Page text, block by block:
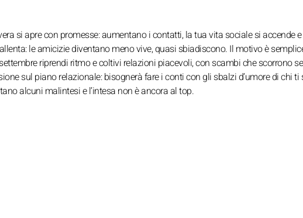
si apre con promesse: aumentano i contatti, la tua vita sociale si accende
le amicizie diventano meno vive, quasi sbiadiscono. Il motivo è
riprendi ritmo e coltivi relazioni piacevoli, con scambi che scorrono
sul piano relazionale: bisognerà fare i conti con gli sbalzi d’umore di chi ti
alcuni malintesi e l’intesa non è ancora al top.